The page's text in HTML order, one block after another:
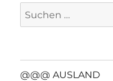
Suchen
nach:
@@@ AUSLAND